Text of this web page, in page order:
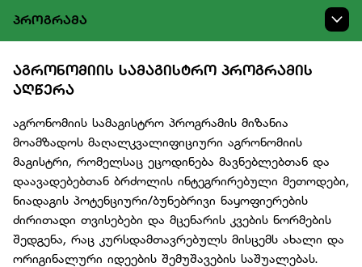
ᲞᲠᲝᲒᲠᲐᲛᲐ
ᲐᲒᲠᲝᲜᲝᲛᲘᲘᲡ ᲡᲐᲛᲐᲒᲘᲡᲢᲠᲝ ᲞᲠᲝᲒᲠᲐᲛᲘᲡ
ᲐᲦᲬᲔᲠᲐ
აგრონომიის სამაგისტრო პროგრამის მიზანია
მოამზადოს მაღალკვალიფიციური აგრონომიის
მაგისტრი, რომელსაც ეცოდინება მავნებლებთან და
დაავადებებთან ბრძოლის ინტეგრირებული მეთოდები,
ნიადაგის პოტენციური/ბუნებრივი ნაყოფიერების
ძირითადი თვისებები და მცენარის კვების ნორმების
შედგენა, რაც კურსდამთავრებულს მისცემს ახალი და
ორიგინალური იდეების შემუშავების საშუალებას.